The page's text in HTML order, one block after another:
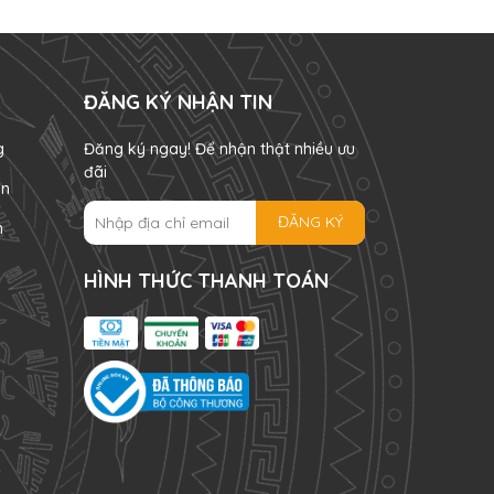
ĐĂNG KÝ NHẬN TIN
Đăng ký ngay! Để nhận thật nhiều ưu
đãi
ĐĂNG KÝ
HÌNH THỨC THANH TOÁN